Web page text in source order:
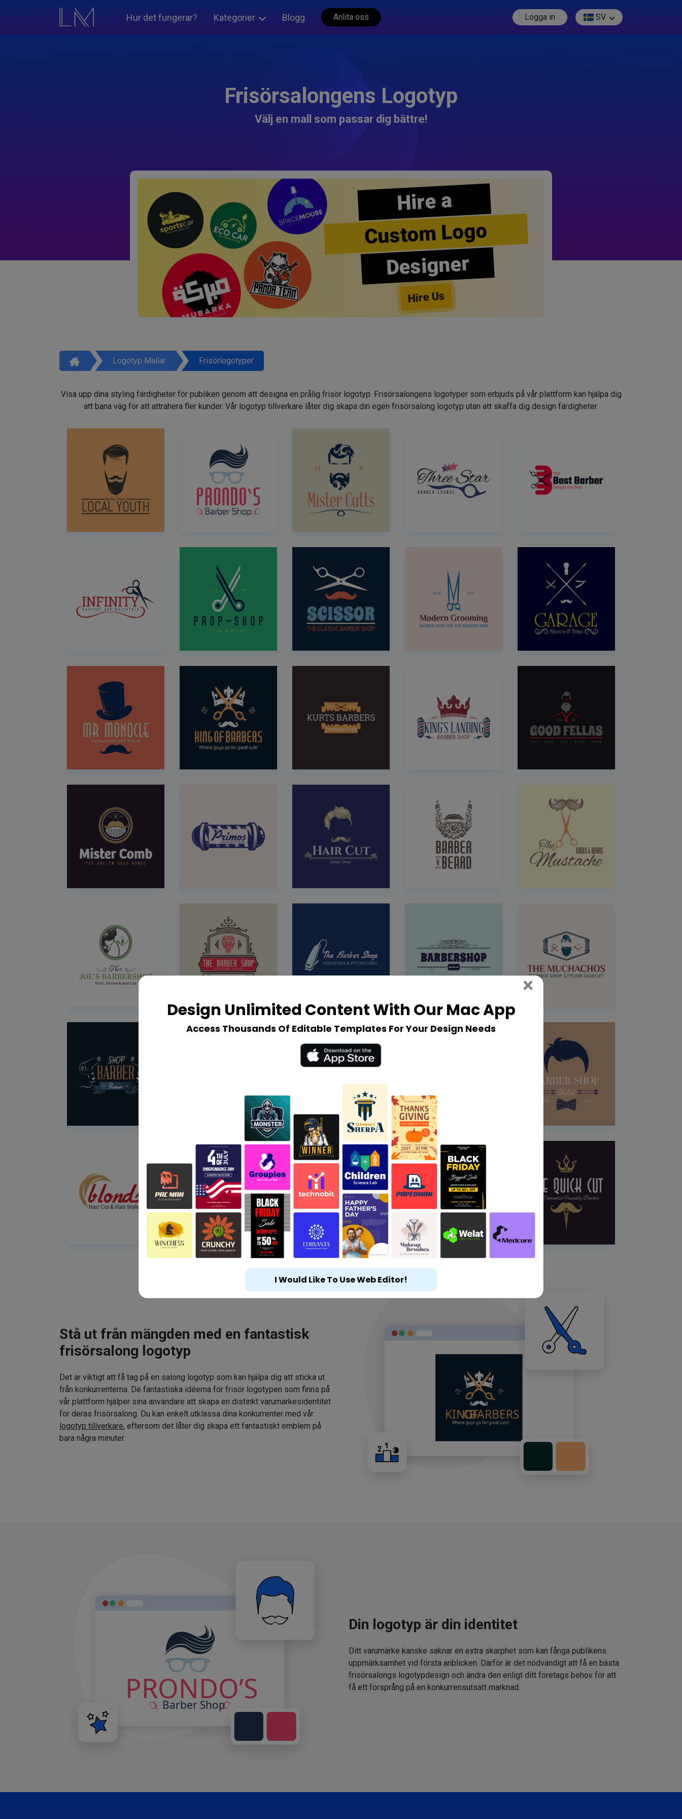
Hur det fungerar? Kategorier Blogg Anlita oss Logga in SV
Frisörsalongens Logotyp
Välj en mall som passar dig bättre!
Hire a
Custom Logo
Designer
Hire Us
Logotyp Mallar Frisörlogotyper
Visa upp dina styling färdigheter för publiken genom att designa en prålig frisör logotyp. Frisörsalongens logotyper som erbjuds på vår plattform kan hjälpa dig
att bana väg för att attrahera fler kunder. Vår logotyp tillverkare låter dig skapa din egen frisörsalong logotyp utan att skaffa dig design färdigheter.
Stå ut från mängden med en fantastisk
frisörsalong logotyp
Det är viktigt att få tag på en salong logotyp som kan hjälpa dig att sticka ut
från konkurrenterna. De fantastiska idéerna för frisör logotypen som finns på
vår plattform hjälper sina användare att skapa en distinkt varumärkesidentitet
för deras frisörsalong. Du kan enkelt utklassa dina konkurrenter med vår
logotyp tillverkare, eftersom det låter dig skapa ett fantastiskt emblem på
bara några minuter.
Din logotyp är din identitet
Ditt varumärke kanske saknar en extra skarphet som kan fånga publikens
uppmärksamhet vid första anblicken. Därför är det nödvändigt att få en bästa
frisörsalongs logotypdesign och ändra den enligt ditt företags behov för att
få ett försprång på en konkurrensutsatt marknad.
Design Unlimited Content With Our Mac App
Access Thousands Of Editable Templates For Your Design Needs
× Close
I Would Like To Use Web Editor!